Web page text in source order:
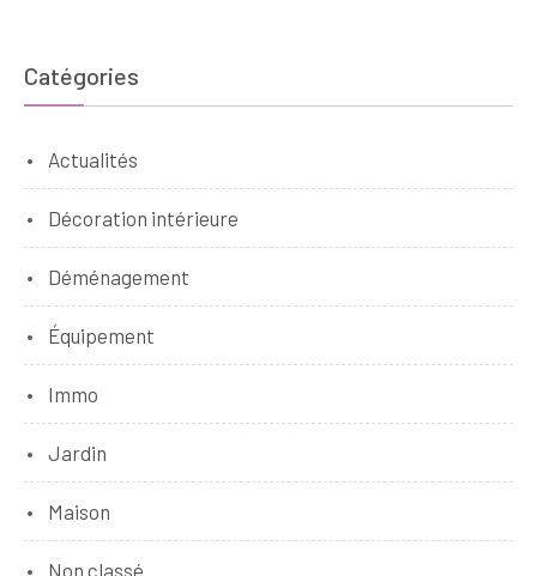
Catégories
Actualités
Décoration intérieure
Déménagement
Équipement
Immo
Jardin
Maison
Non classé